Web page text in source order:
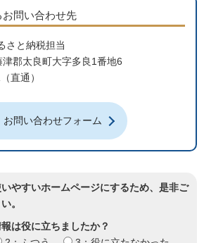
問い合わせ先
と納税担当
郡太良町大字多良1番地6
直通）
お問い合わせフォーム
やすいホームページにするため、是非ご
。
は役に立ちましたか？